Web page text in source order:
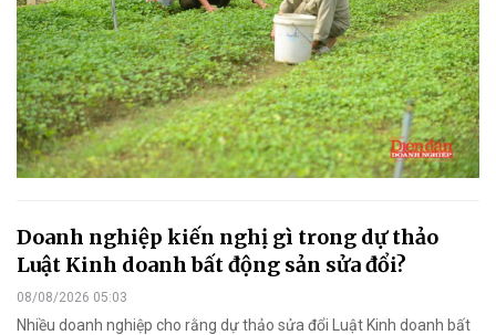
Doanh nghiệp kiến nghị gì trong dự thảo
Luật Kinh doanh bất động sản sửa đổi?
08/08/2026 05:03
Nhiều doanh nghiệp cho rằng dự thảo sửa đổi Luật Kinh doanh bất